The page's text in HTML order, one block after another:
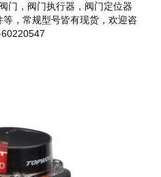
门，阀门执行器，阀门定位器
，常规型号皆有现货，欢迎咨